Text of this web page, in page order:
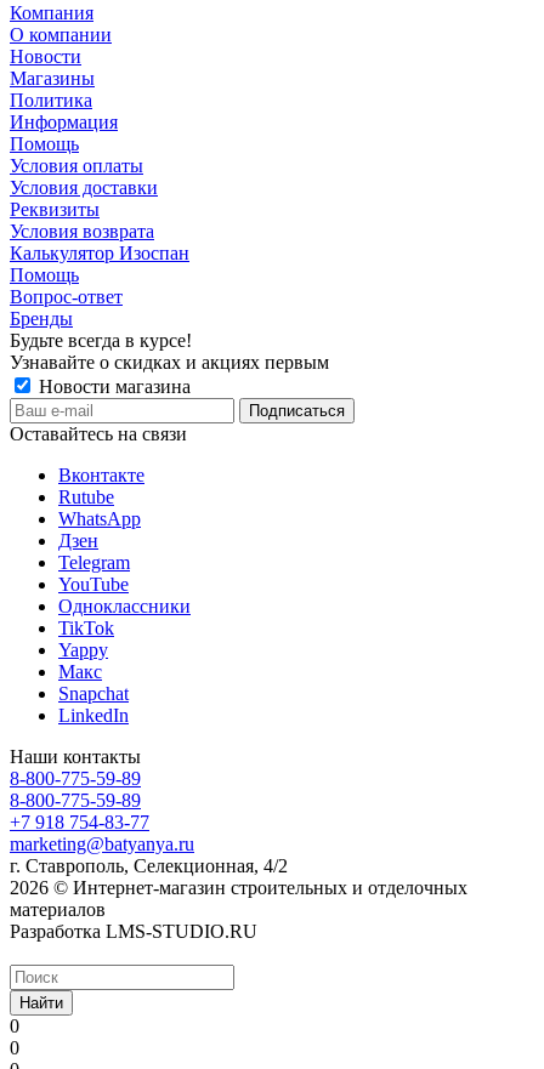
Компания
О компании
Новости
Магазины
Политика
Информация
Помощь
Условия оплаты
Условия доставки
Реквизиты
Условия возврата
Калькулятор Изоспан
Помощь
Вопрос-ответ
Бренды
Будьте всегда в курсе!
Узнавайте о скидках и акциях первым
Новости магазина
Оставайтесь на связи
Вконтакте
Rutube
WhatsApp
Дзен
Telegram
YouTube
Одноклассники
TikTok
Yappy
Макс
Snapchat
LinkedIn
Наши контакты
8-800-775-59-89
8-800-775-59-89
+7 918 754-83-77
marketing@batyanya.ru
г. Ставрополь, Селекционная, 4/2
2026 © Интернет-магазин строительных и отделочных
материалов
Разработка LMS-STUDIO.RU
Найти
0
0